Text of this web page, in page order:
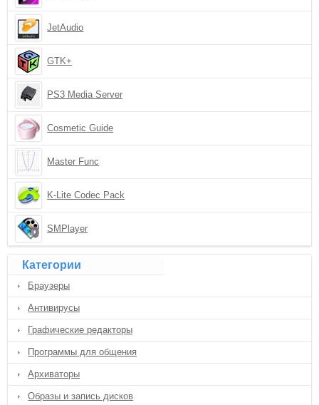
JetAudio
GTK+
PS3 Media Server
Cosmetic Guide
Master Func
K-Lite Codec Pack
SMPlayer
Категории
Браузеры
Антивирусы
Графические редакторы
Программы для общения
Архиваторы
Образы и запись дисков